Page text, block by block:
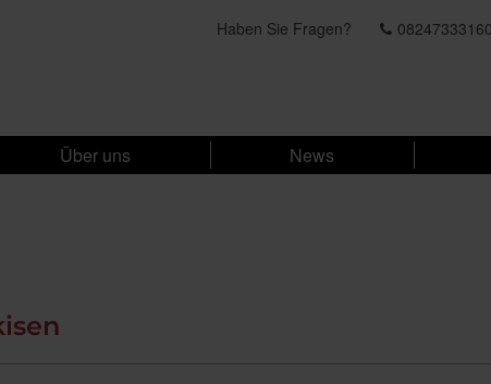
Haben Sie Fragen? 08247333160
Über uns News